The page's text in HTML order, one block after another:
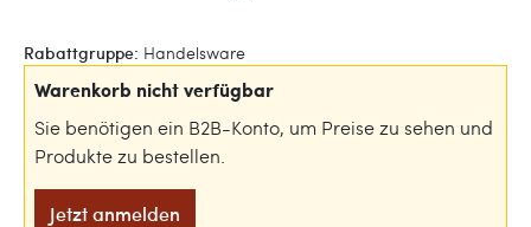
Rabattgruppe: Handelsware
Warenkorb nicht verfügbar
Sie benötigen ein B2B-Konto, um Preise zu sehen und
Produkte zu bestellen.
Jetzt anmelden